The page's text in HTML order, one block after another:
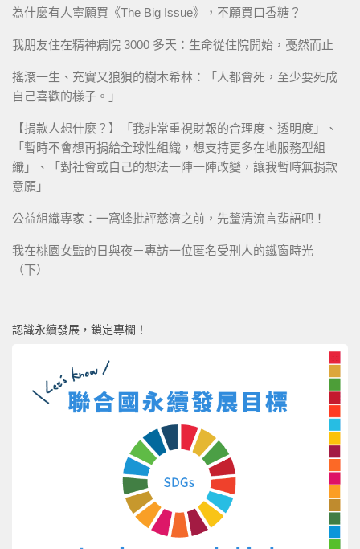
為什麼有人寧願買《The Big Issue》，不願買口香糖？
我朋友住在精神病院 3000 多天：生命從住院開始，戞然而止
搖滾一生、充實又狼狽的樹木希林：「人都會死，至少要死成
自己喜歡的樣子。」
【捐款人想什麼？】「我非常重視財報的合理度、透明度」、
「暫時不會想再捐給全球性組織，想支持更多在地服務型組
織」、「對社會或自己的想法一陣一陣改變，讓我暫時無捐款
意願」
公益組織專家：一窩蜂批評慈濟之前，先釐清流言蜚語吧！
我在桃園女監的日與夜－專訪一位匿名受刑人的鐵窗時光
（下）
認識永續發展，鎖定專欄！